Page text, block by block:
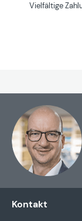
Vielfältige
Kontakt